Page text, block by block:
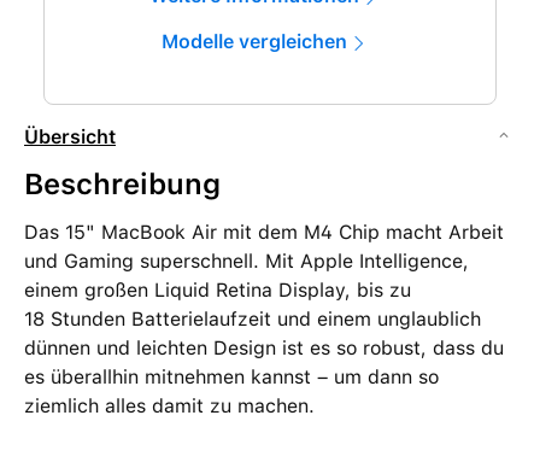
Modelle vergleichen
Übersicht
Beschreibung
Das 15" MacBook Air mit dem M4 Chip macht Arbeit
und Gaming superschnell. Mit Apple Intelligence,
einem großen Liquid Retina Display, bis zu
18 Stunden Batterielaufzeit und einem unglaublich
dünnen und leichten Design ist es so robust, dass du
es überallhin mitnehmen kannst – um dann so
ziemlich alles damit zu machen.